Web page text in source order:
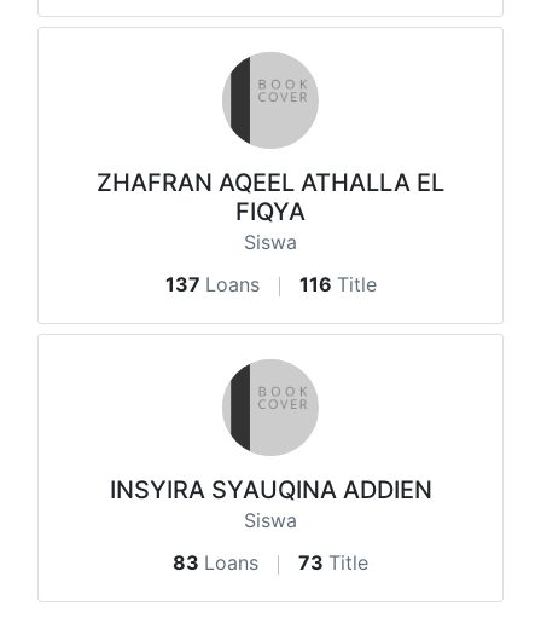
ZHAFRAN AQEEL ATHALLA EL
FIQYA
Siswa
137 Loans 116 Title
INSYIRA SYAUQINA ADDIEN
Siswa
83 Loans 73 Title